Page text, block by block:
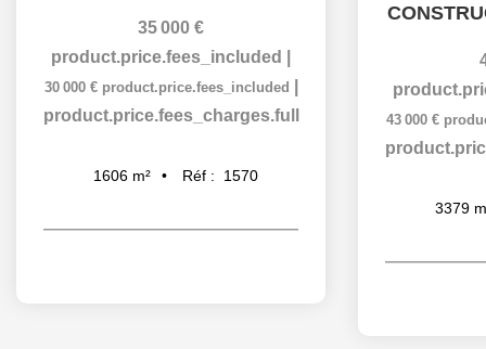
35 000 €
product.price.fees_included
30 000 € product.price.fees_included
product.price.fees_charges.full
1606 m² Réf : 1570
43 000 €
3379